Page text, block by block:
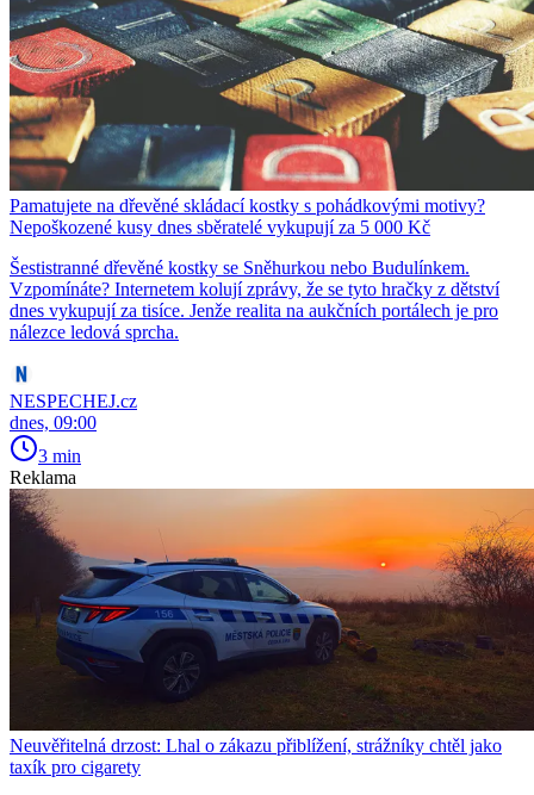
Pamatujete na dřevěné skládací kostky s pohádkovými motivy?
Nepoškozené kusy dnes sběratelé vykupují za 5 000 Kč
Šestistranné dřevěné kostky se Sněhurkou nebo Budulínkem.
Vzpomínáte? Internetem kolují zprávy, že se tyto hračky z dětství
dnes vykupují za tisíce. Jenže realita na aukčních portálech je pro
nálezce ledová sprcha.
NESPECHEJ.cz
dnes, 09:00
3 min
Reklama
Neuvěřitelná drzost: Lhal o zákazu přiblížení, strážníky chtěl jako
taxík pro cigarety